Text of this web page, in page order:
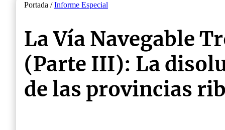
Portada /Informe Especial
La Vía Navegable
(Parte III): La
de las provincias